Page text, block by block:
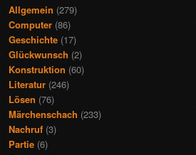
Allgemein (279)
Computer (86)
Geschichte (17)
Glückwunsch (2)
Konstruktion (60)
Literatur (246)
Lösen (76)
Märchenschach (233)
Nachruf (3)
Partie (6)